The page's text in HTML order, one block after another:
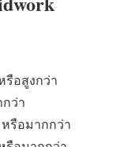
รือสูงกว่า
ว่า
หรือมากกว่า